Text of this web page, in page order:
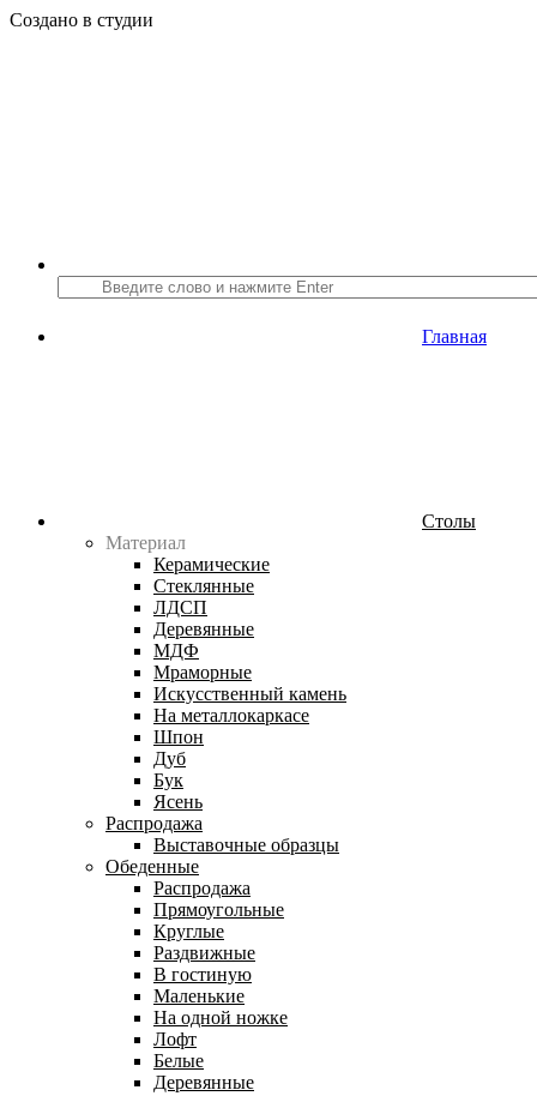
Создано в студии
Главная
Столы
Материал
Керамические
Стеклянные
ЛДСП
Деревянные
МДФ
Мраморные
Искусственный камень
На металлокаркасе
Шпон
Дуб
Бук
Ясень
Распродажа
Выставочные образцы
Обеденные
Распродажа
Прямоугольные
Круглые
Раздвижные
В гостиную
Маленькие
На одной ножке
Лофт
Белые
Деревянные